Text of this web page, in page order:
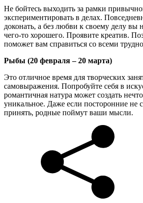
Не бойтесь выходить за рамки
экспериментировать в делах.
доконать, а без любви к своему делу вы
чего-то хорошего. Проявите креатив.
поможет вам справиться со всеми
Рыбы (20 февраля – 20 марта)
Это отличное время для творческих
самовыражения. Попробуйте себя в
романтичная натура может создать
уникальное. Даже если посторонние не
принять, родные поймут ваши мысли.